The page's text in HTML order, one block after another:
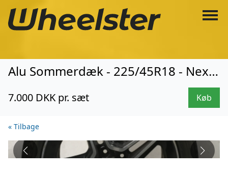
Alu Sommerdæk - 225/45R18 - Nexen (8115)
7.000 DKK pr. sæt Køb
« Tilbage